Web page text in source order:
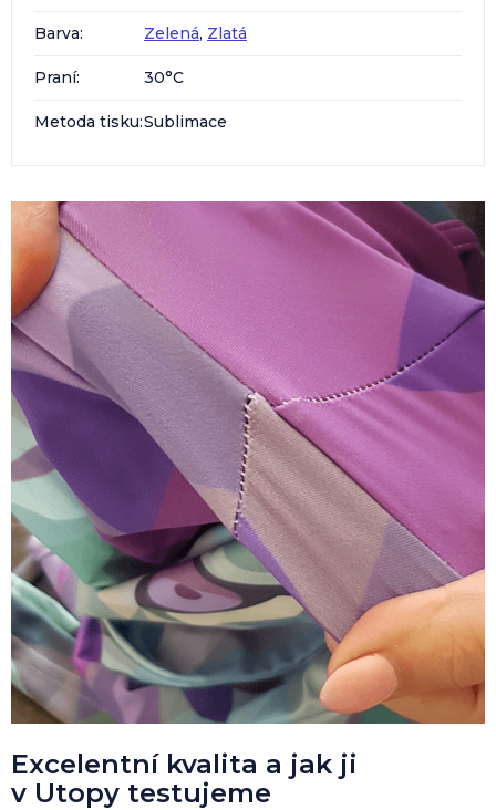
Barva: Zelená, Zlatá
Praní: 30°C
Metoda tisku:Sublimace
Excelentní kvalita a jak ji
v Utopy testujeme